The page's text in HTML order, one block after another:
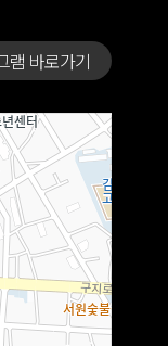
램 바로가기